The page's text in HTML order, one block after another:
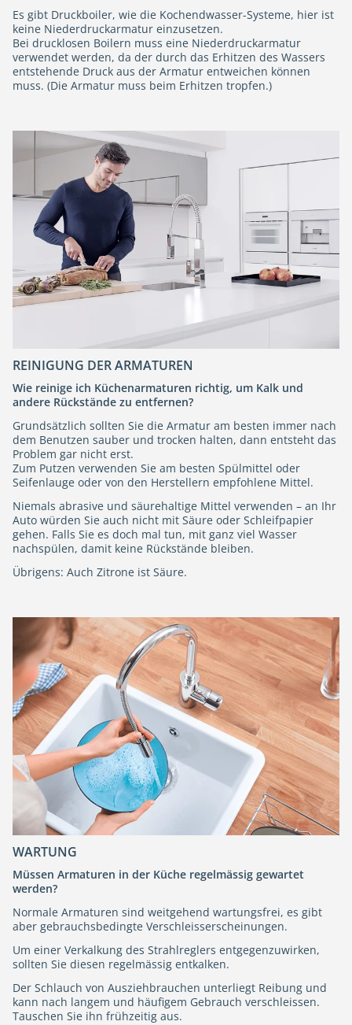
Es gibt Druckboiler, wie die Kochendwasser-Systeme, hier ist
keine Niederdruckarmatur einzusetzen.
Bei drucklosen Boilern muss eine Niederdruckarmatur
verwendet werden, da der durch das Erhitzen des Wassers
entstehende Druck aus der Armatur entweichen können
muss. (Die Armatur muss beim Erhitzen tropfen.)
REINIGUNG DER ARMATUREN
Wie reinige ich Küchenarmaturen richtig, um Kalk und
andere Rückstände zu entfernen?
Grundsätzlich sollten Sie die Armatur am besten immer nach
dem Benutzen sauber und trocken halten, dann entsteht das
Problem gar nicht erst.
Zum Putzen verwenden Sie am besten Spülmittel oder
Seifenlauge oder von den Herstellern empfohlene Mittel.
Niemals abrasive und säurehaltige Mittel verwenden – an Ihr
Auto würden Sie auch nicht mit Säure oder Schleifpapier
gehen. Falls Sie es doch mal tun, mit ganz viel Wasser
nachspülen, damit keine Rückstände bleiben.
Übrigens: Auch Zitrone ist Säure.
WARTUNG
Müssen Armaturen in der Küche regelmässig gewartet
werden?
Normale Armaturen sind weitgehend wartungsfrei, es gibt
aber gebrauchsbedingte Verschleisserscheinungen.
Um einer Verkalkung des Strahlreglers entgegenzuwirken,
sollten Sie diesen regelmässig entkalken.
Der Schlauch von Ausziehbrauchen unterliegt Reibung und
kann nach langem und häufigem Gebrauch verschleissen.
Tauschen Sie ihn frühzeitig aus.